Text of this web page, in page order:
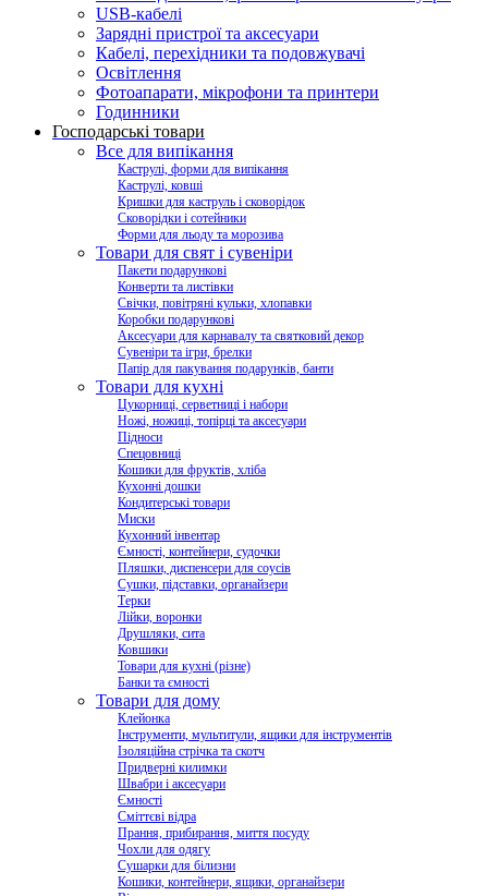
USB-кабелі
Зарядні пристрої та аксесуари
Кабелі, перехідники та подовжувачі
Освітлення
Фотоапарати, мікрофони та принтери
Годинники
Господарські товари
Все для випікання
Каструлі, форми для випікання
Каструлі, ковші
Кришки для каструль і сковорідок
Сковорідки і сотейники
Форми для льоду та морозива
Товари для свят і сувеніри
Пакети подарункові
Конверти та листівки
Свічки, повітряні кульки, хлопавки
Коробки подарункові
Аксесуари для карнавалу та святковий декор
Сувеніри та ігри, брелки
Папір для пакування подарунків, банти
Товари для кухні
Цукорниці, серветниці і набори
Ножі, ножиці, топірці та аксесуари
Підноси
Спецовниці
Кошики для фруктів, хліба
Кухонні дошки
Кондитерські товари
Миски
Кухонний інвентар
Ємності, контейнери, судочки
Пляшки, диспенсери для соусів
Сушки, підставки, органайзери
Терки
Лійки, воронки
Друшляки, сита
Ковшики
Товари для кухні (різне)
Банки та ємності
Товари для дому
Клейонка
Інструменти, мультитули, ящики для інструментів
Ізоляційна стрічка та скотч
Придверні килимки
Швабри і аксесуари
Ємності
Сміттєві відра
Прання, прибирання, миття посуду
Чохли для одягу
Сушарки для білизни
Кошики, контейнери, ящики, органайзери